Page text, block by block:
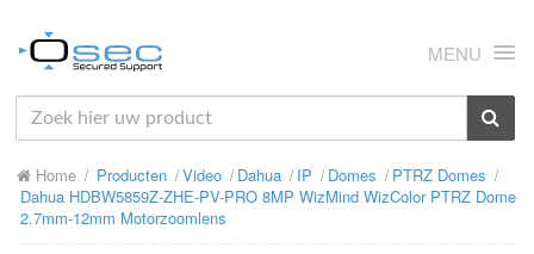
MENU
HOME
OVER ONS
Home Producten Video Dahua IP Domes
PTRZ Domes
Dahua HDBW5859Z-ZHE-PV-PRO 8MP WizMind WizColor PTRZ Dome
2.7mm-12mm Motorzoomlens